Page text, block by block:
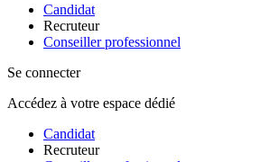
Candidat
Recruteur
Conseiller professionnel
Se connecter
Accédez à votre espace dédié
Candidat
Recruteur